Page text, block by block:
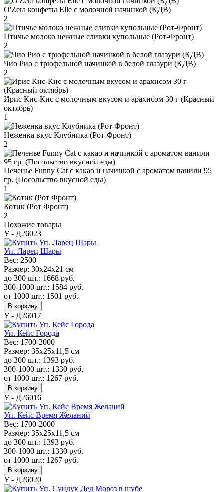
O'Zera конфеты Elle с молочной начинкой (КДВ)
2
Птичье молоко нежные сливки купольные (Рот-Фронт)
2
Чио Рио с трюфельной начинкой в белой глазури (КДВ)
2
Ирис Кис-Кис с молочным вкусом и арахисом 30 г (Красный
октябрь)
1
Неженка вкус Клубника (Рот-Фронт)
2
Печенье Funny Сat с какао и начинкой с ароматом ванили 95
гр. (Посольство вкусной еды)
1
Котик (Рот Фронт)
2
Похожие товары
У - Д26023
Уп. Ларец Шары
Вес: 2500
Размер: 30х24х21 см
до 300 шт.: 1668 руб.
300-1000 шт.: 1584 руб.
от 1000 шт.: 1501 руб.
В корзину
У - Д26017
Уп. Кейс Города
Вес: 1700-2000
Размер: 35x25x11,5 см
до 300 шт.: 1393 руб.
300-1000 шт.: 1330 руб.
от 1000 шт.: 1267 руб.
В корзину
У - Д26016
Уп. Кейс Время Желаний
Вес: 1700-2000
Размер: 35x25x11,5 см
до 300 шт.: 1393 руб.
300-1000 шт.: 1330 руб.
от 1000 шт.: 1267 руб.
В корзину
У - Д26020